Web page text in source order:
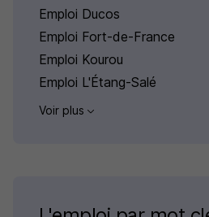
Emploi Ducos
Emploi Fort-de-France
Emploi Kourou
Emploi L'Étang-Salé
Voir plus